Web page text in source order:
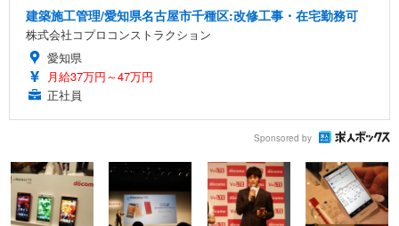
建築施工管理/愛知県名古屋市千種区:改修工事・在宅勤務可
株式会社コプロコンストラクション
愛知県
月給37万円～47万円
正社員
Sponsored by